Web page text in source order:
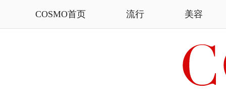
COSMO首页 流行 美容